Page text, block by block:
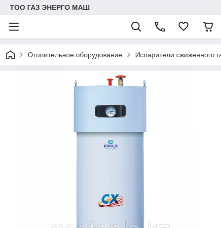
ТОО ГАЗ ЭНЕРГО МАШ
Отопительное оборудование Испарители сжиженного